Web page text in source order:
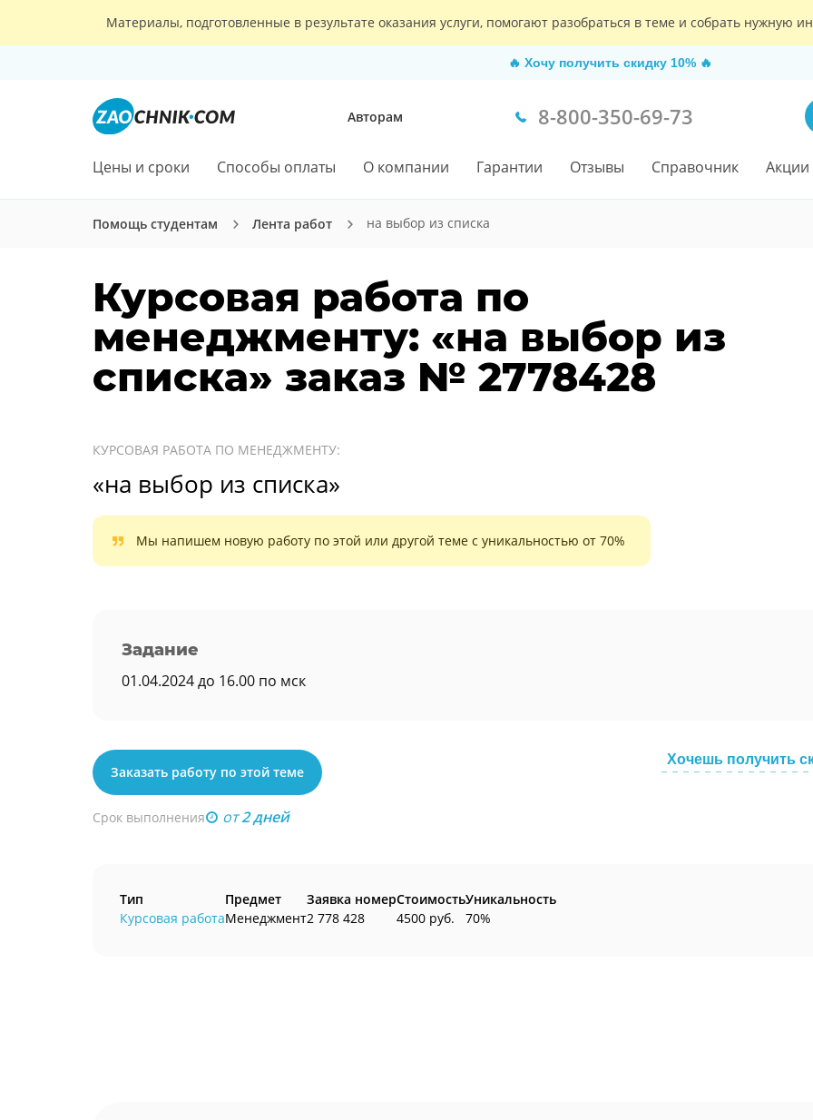
Материалы, подготовленные в результате оказания услуги, помогают разобраться в теме и собрать
🔥 Хочу получить скидку 10% 🔥
Авторам 8-800-350-69-73
Цены и сроки Способы оплаты О компании Гарантии Отзывы Справочник Акции
Помощь студентам Лента работ на выбор из списка
Курсовая работа по
менеджменту: «на выбор из
списка» заказ № 2778428
КУРСОВАЯ РАБОТА ПО МЕНЕДЖМЕНТУ:
«на выбор из списка»
Мы напишем новую работу по этой или другой теме с уникальностью от 70%
Задание
01.04.2024 до 16.00 по мск
Заказать работу по этой теме
Срок выполнения от2 дней
Хочешь получить
Тип
Курсовая работа
Предмет
Менеджмент
Заявка номер
2 778 428
Стоимость
4500 руб.
Уникальность
70%